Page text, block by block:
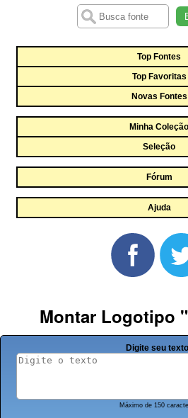
Top Fontes
Top Favoritas
Novas Fontes
Minha Coleção
Seleção
Fórum
Ajuda
Montar Logotipo
Digite seu
Máximo de 150